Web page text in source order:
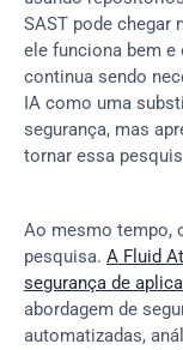
SAST pode chegar
ele funciona bem e
continua sendo
IA como uma
segurança, mas
tornar essa
Ao mesmo tempo,
pesquisa. A Fluid
segurança de
abordagem de
automatizadas,